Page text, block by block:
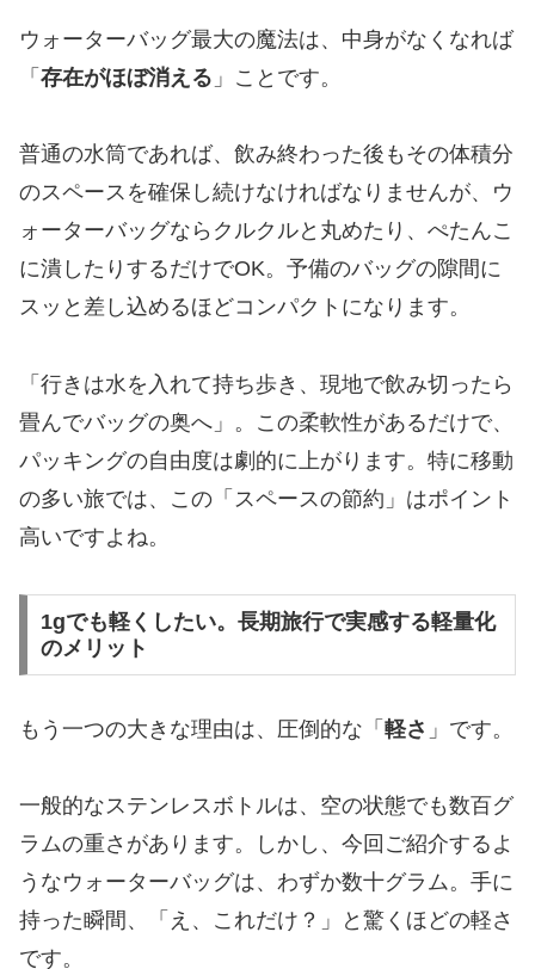
ウォーターバッグ最大の魔法は、中身がなくなれば
「 存在がほぼ消える 」ことです。
普通の水筒であれば、飲み終わった後もその体積分
のスペースを確保し続けなければなりませんが、ウ
ォーターバッグならクルクルと丸めたり、ぺたんこ
に潰したりするだけでOK。予備のバッグの隙間に
スッと差し込めるほどコンパクトになります。
「行きは水を入れて持ち歩き、現地で飲み切ったら
畳んでバッグの奥へ」。この柔軟性があるだけで、
パッキングの自由度は劇的に上がります。特に移動
の多い旅では、この「スペースの節約」はポイント
高いですよね。
1gでも軽くしたい。長期旅行で実感する軽量化
のメリット
もう一つの大きな理由は、圧倒的な「 軽さ 」です。
一般的なステンレスボトルは、空の状態でも数百グ
ラムの重さがあります。しかし、今回ご紹介するよ
うなウォーターバッグは、わずか数十グラム。手に
持った瞬間、「え、これだけ？」と驚くほどの軽さ
です。